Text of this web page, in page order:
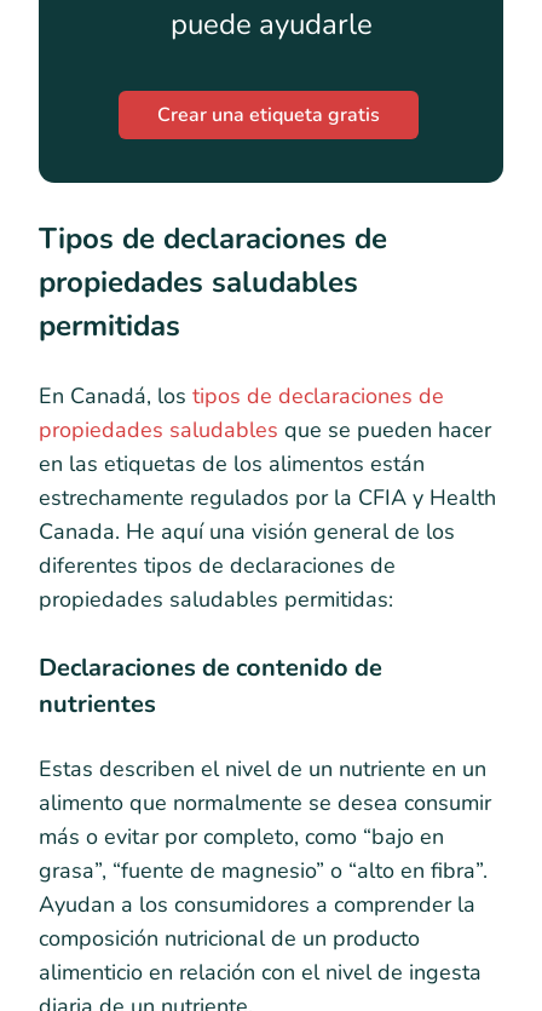
puede ayudarle
Crear una etiqueta gratis
Tipos de declaraciones de
propiedades saludables
permitidas
En Canadá, los tipos de declaraciones de
propiedades saludables que se pueden hacer
en las etiquetas de los alimentos están
estrechamente regulados por la CFIA y Health
Canada. He aquí una visión general de los
diferentes tipos de declaraciones de
propiedades saludables permitidas:
Declaraciones de contenido de
nutrientes
Estas describen el nivel de un nutriente en un
alimento que normalmente se desea consumir
más o evitar por completo, como “bajo en
grasa”, “fuente de magnesio” o “alto en fibra”.
Ayudan a los consumidores a comprender la
composición nutricional de un producto
alimenticio en relación con el nivel de ingesta